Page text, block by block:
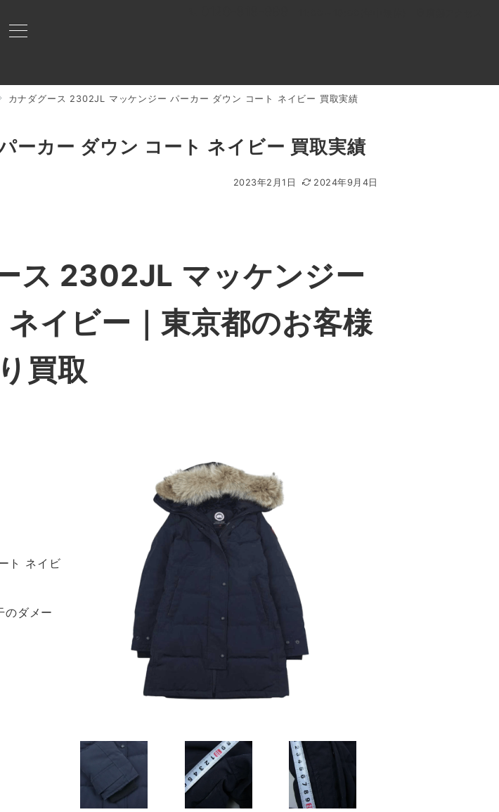
カナダグース 2302JL マッケンジー パーカー ダウン コート ネイビー 買取実績
ーカー ダウン コート ネイビー 買取実績
2023年2月1日 2024年9月4日
ス 2302JL マッケンジー
イビー｜東京都のお客様
買取
ト ネイビ
のダメー